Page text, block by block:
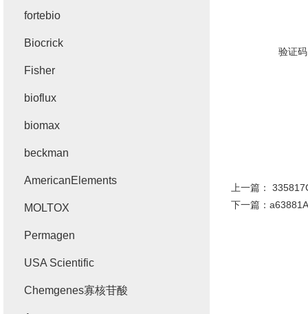
验证
上一篇：
下一篇：
fortebio
Biocrick
Fisher
bioflux
biomax
beckman
AmericanElements
MOLTOX
Permagen
USA Scientific
Chemgenes寡核苷酸